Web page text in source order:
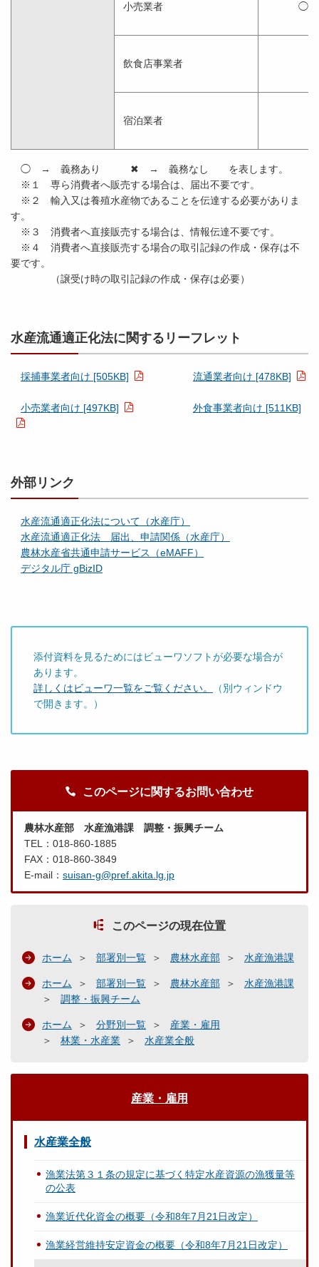
小売業者 ◯
飲食店事業者
宿泊業者
◯ → 義務あり ✖ → 義務なし を表します。
※１ 専ら消費者へ販売する場合は、届出不要です。
※２ 輸入又は養殖水産物であることを伝達する必要がありま
す。
※３ 消費者へ直接販売する場合は、情報伝達不要です。
※４ 消費者へ直接販売する場合の取引記録の作成・保存は不
要です。
（譲受け時の取引記録の作成・保存は必要）
水産流通適正化法に関するリーフレット
採捕事業者向け [505KB] 流通業者向け [478KB]
小売業者向け [497KB] 外食事業者向け [511KB]
外部リンク
水産流通適正化法について（水産庁）
水産流通適正化法 届出、申請関係（水産庁）
農林水産省共通申請サービス（eMAFF）
デジタル庁 gBizID
添付資料を見るためにはビューワソフトが必要な場合が
あります。
詳しくはビューワ一覧をご覧ください。
（別ウィンドウ
で開きます。）
このページに関するお問い合わせ
農林水産部 水産漁港課 調整・振興チーム
TEL：018-860-1885
FAX：018-860-3849
E-mail： suisan-g@pref.akita.lg.jp
このページの現在位置
ホーム 部署別一覧 農林水産部 水産漁港課
ホーム 部署別一覧 農林水産部
水産漁港課
調整・振興チーム
ホーム 分野別一覧
産業・雇用
林業・水産業
水産業全般
産業・雇用
水産業全般
漁業法第３１条の規定に基づく特定水産資源の漁獲量等
の公表
漁業近代化資金の概要（令和8年7月21日改定）
漁業経営維持安定資金の概要（令和8年7月21日改定）